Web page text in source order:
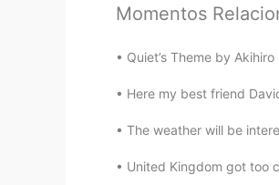
Momentos
Quiet’s Theme by
Here my best friend
The weather will be
United Kingdom got too